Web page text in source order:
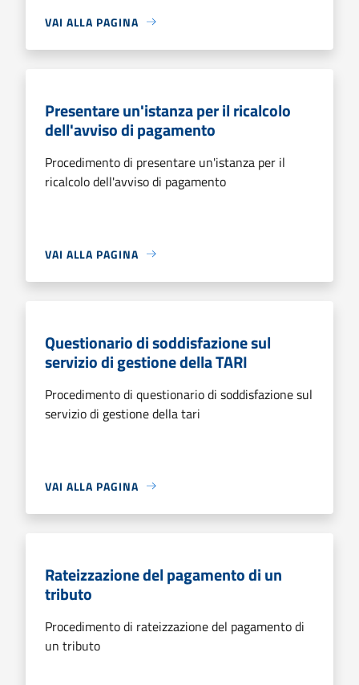
VAI ALLA PAGINA
Presentare un'istanza per il ricalcolo
dell'avviso di pagamento
Procedimento di presentare un'istanza per il
ricalcolo dell'avviso di pagamento
VAI ALLA PAGINA
Questionario di soddisfazione sul
servizio di gestione della TARI
Procedimento di questionario di soddisfazione sul
servizio di gestione della tari
VAI ALLA PAGINA
Rateizzazione del pagamento di un
tributo
Procedimento di rateizzazione del pagamento di
un tributo